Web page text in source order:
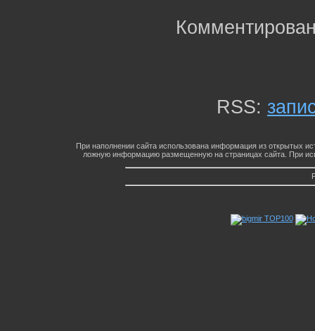
RSS:
При наполнении сайта использована информация из открытых
ложную информацию размещенную на страницах сайта. При